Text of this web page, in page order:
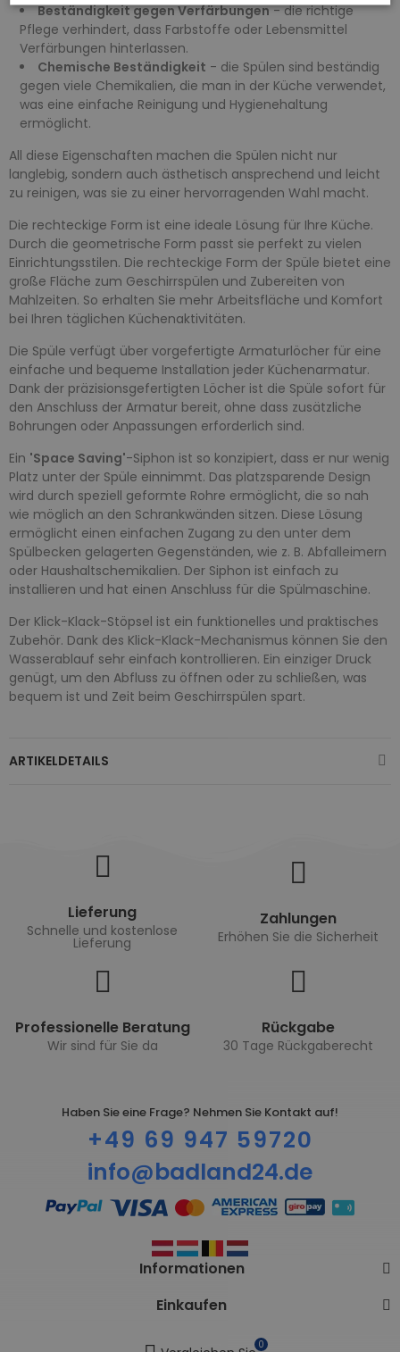
Beständigkeit gegen Verfärbungen- die richtige
Pflege verhindert, dass Farbstoffe oder Lebensmittel
Verfärbungen hinterlassen.
Chemische Beständigkeit - die Spülen sind beständig
gegen viele Chemikalien, die man in der Küche verwendet,
was eine einfache Reinigung und Hygienehaltung
ermöglicht.
All diese Eigenschaften machen die Spülen nicht nur
langlebig, sondern auch ästhetisch ansprechend und leicht
zu reinigen, was sie zu einer hervorragenden Wahl macht.
Die rechteckige Form ist eine ideale Lösung für Ihre Küche.
Durch die geometrische Form passt sie perfekt zu vielen
Einrichtungsstilen. Die rechteckige Form der Spüle bietet eine
große Fläche zum Geschirrspülen und Zubereiten von
Mahlzeiten. So erhalten Sie mehr Arbeitsfläche und Komfort
bei Ihren täglichen Küchenaktivitäten.
Die Spüle verfügt über vorgefertigte Armaturlöcher für eine
einfache und bequeme Installation jeder Küchenarmatur.
Dank der präzisionsgefertigten Löcher ist die Spüle sofort für
den Anschluss der Armatur bereit, ohne dass zusätzliche
Bohrungen oder Anpassungen erforderlich sind.
Ein 'Space Saving'-Siphon ist so konzipiert, dass er nur wenig
Platz unter der Spüle einnimmt. Das platzsparende Design
wird durch speziell geformte Rohre ermöglicht, die so nah
wie möglich an den Schrankwänden sitzen. Diese Lösung
ermöglicht einen einfachen Zugang zu den unter dem
Spülbecken gelagerten Gegenständen, wie z. B. Abfalleimern
oder Haushaltschemikalien. Der Siphon ist einfach zu
installieren und hat einen Anschluss für die Spülmaschine.
Der Klick-Klack-Stöpsel ist ein funktionelles und praktisches
Zubehör. Dank des Klick-Klack-Mechanismus können Sie den
Wasserablauf sehr einfach kontrollieren. Ein einziger Druck
genügt, um den Abfluss zu öffnen oder zu schließen, was
bequem ist und Zeit beim Geschirrspülen spart.
ARTIKELDETAILS
Lieferung
Schnelle und kostenlose
Lieferung
Zahlungen
Erhöhen Sie die Sicherheit
Professionelle Beratung
Wir sind für Sie da
Rückgabe
30 Tage Rückgaberecht
Haben Sie eine Frage? Nehmen Sie Kontakt auf!
+49 69 947 59720
info@badland24.de
Informationen
Einkaufen
0